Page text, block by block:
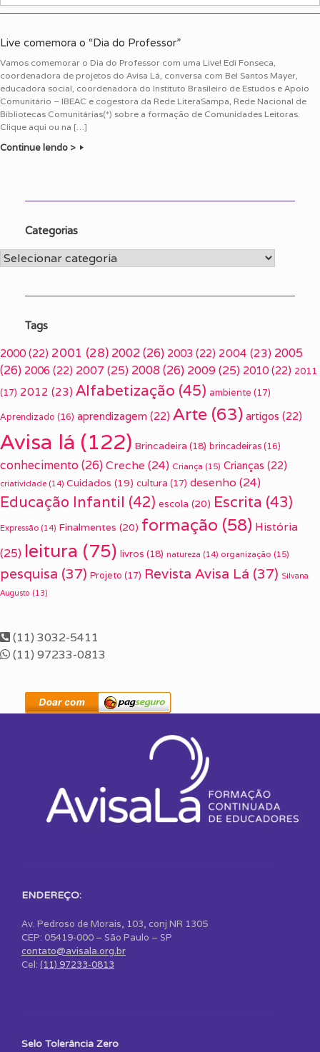
Live comemora o “Dia do Professor”
Vamos comemorar o Dia do Professor com uma Live! Edi Fonseca,
coordenadora de projetos do Avisa Lá, conversa com Bel Santos Mayer,
educadora social, coordenadora do Instituto Brasileiro de Estudos e Apoio
Comunitário – IBEAC e cogestora da Rede LiteraSampa, Rede Nacional de
Bibliotecas Comunitárias(*) sobre a formação de Comunidades Leitoras.
Clique aqui ou na […]
Continue lendo >
Categorias
Categorias
Tags
2000 (22) 2001 (28) 2002(26) 2003 (22) 2004 (23) 2005
(26) 2006 (22) 2007 (25) 2008(26) 2009(25) 2010 (22) 2011
(17) 2012 (23) Alfabetização (45) ambiente (17)
Aprendizado (16) aprendizagem (22) Arte (63) artigos (22)
Avisa lá (122) Brincadeira (18) brincadeiras (16)
conhecimento(26) Creche (24) Criança (15) Crianças (22)
criatividade (14) Cuidados (19) cultura (17) desenho (24)
Educação Infantil (42) escola (20) Escrita (43)
Expressão (14) Finalmentes (20) formação (58) História
(25) leitura (75) livros (18) natureza (14) organização (15)
pesquisa (37) Projeto (17) Revista Avisa Lá (37) Silvana
Augusto (13)
(11) 3032-5411
(11) 97233-0813
ENDEREÇO:
Av. Pedroso de Morais, 103, conj NR 1305
CEP: 05419-000 – São Paulo – SP
contato@avisala.org.br
Cel: (11) 97233-0813
Selo Tolerância Zero